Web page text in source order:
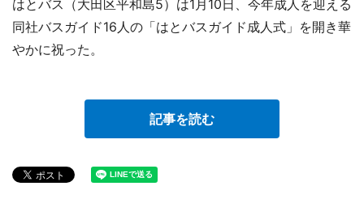
はとバス（大田区平和島5）は1月10日、今年成人を迎える
同社バスガイド16人の「はとバスガイド成人式」を開き華
やかに祝った。
記事を読む